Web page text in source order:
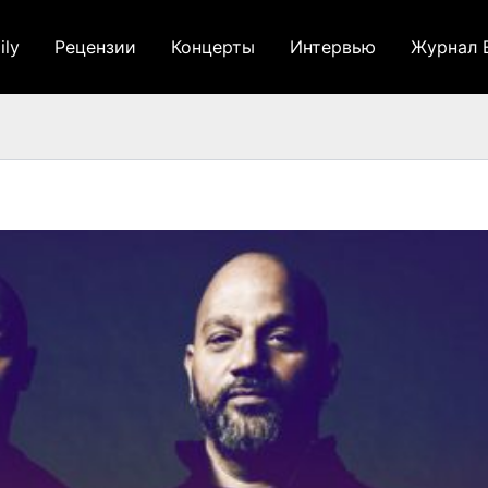
Рецензии Концерты Интервью Журнал